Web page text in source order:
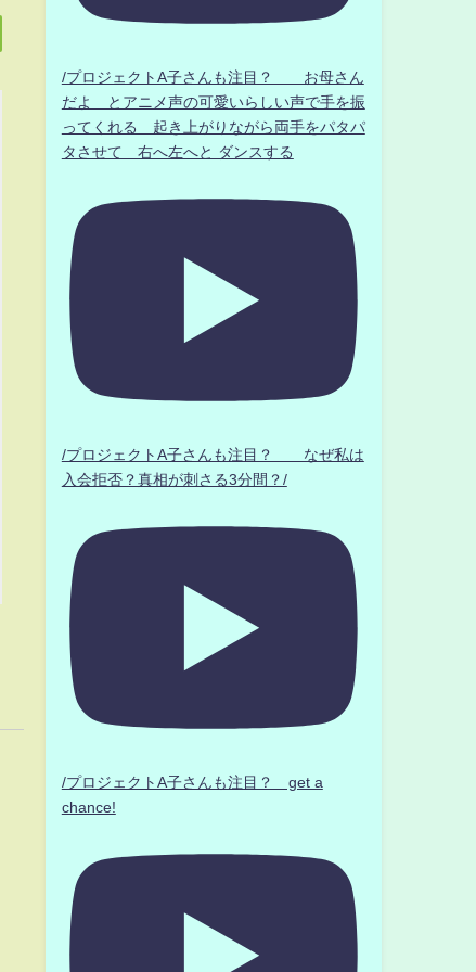
/プロジェクトA子さんも注目？ お母さん
だよ とアニメ声の可愛いらしい声で手を振
ってくれる 起き上がりながら両手をパタパ
タさせて 右へ左へと ダンスする
/プロジェクトA子さんも注目？ なぜ私は
入会拒否？真相が刺さる3分間？/
/プロジェクトA子さんも注目？ get a
chance!